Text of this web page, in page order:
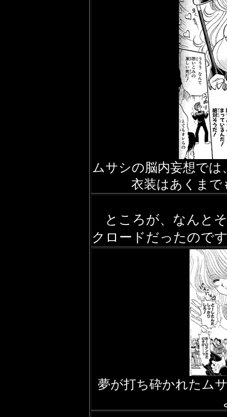
ムサシの脳内妄想で
衣装はあくまで
ところが、なんと
クロードだったので
夢が打ち砕かれたム